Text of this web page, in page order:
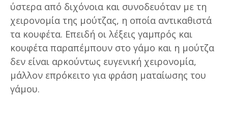
ύστερα από διχόνοια και συνοδευόταν με τη
χειρονομία της μούτζας, η οποία αντικαθιστά
τα κουφέτα. Επειδή οι λέξεις γαμπρός και
κουφέτα παραπέμπουν στο γάμο και η μούτζα
δεν είναι αρκούντως ευγενική χειρονομία,
μάλλον επρόκειτο για φράση ματαίωσης του
γάμου.